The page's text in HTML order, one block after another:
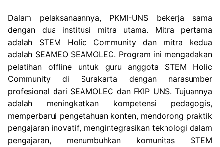
Dalam pelaksanaannya, PKMI-UNS bekerja sama
dengan dua institusi mitra utama. Mitra pertama
adalah STEM Holic Community dan mitra kedua
adalah SEAMEO SEAMOLEC. Program ini mengadakan
pelatihan offline untuk guru anggota STEM Holic
Community di Surakarta dengan narasumber
profesional dari SEAMOLEC dan FKIP UNS. Tujuannya
adalah meningkatkan kompetensi pedagogis,
memperbarui pengetahuan konten, mendorong praktik
pengajaran inovatif, mengintegrasikan teknologi dalam
pengajaran, menumbuhkan komunitas STEM